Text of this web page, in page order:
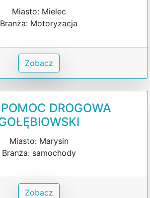
Miasto: Mielec
Branża: Motoryzacja
Zobacz
DROGOWA
Miasto: Marysin
Branża: samochody
Zobacz